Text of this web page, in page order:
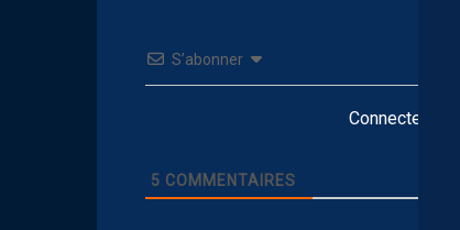
S’abonner
Connectez-
5 COMMENTAIRES